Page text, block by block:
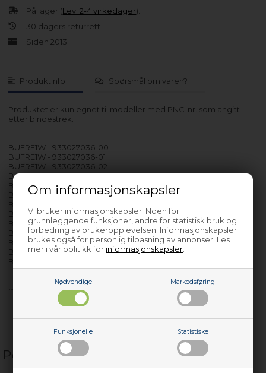
Om informasjonskapsler
Vi bruker informasjonskapsler. Noen for
grunnleggende funksjoner, andre for statistisk bruk og
forbedring av brukeropplevelsen. Informasjonskapsler
brukes også for personlig tilpasning av annonser. Les
mer i vår politikk for informasjonskapsler
Nødvendige Markedsføring
Funksjonelle Statistiske
Produktinfo Spørsmål om varen?
Produktet er kun egnet til modeller med PNC-nr. som angitt
etter bindestrek.
BUFRE1W - 933027036-00
BUFRE1W - 933027036-01
BUFRE1W - 933027036-02
BUFRE2W - 933027061-00
BUFRI1W - 933024040-00
BUFRI1W - 933024040-01
BUFRI1W - 933024040-02
BUFRI1W - 933024040-03
BUFRI2W - 933024068-00
BUFRI2W - 933024068-01
BUFWIB1W - 933025043-00
BUFWIB1W - 933025043-01
BUFWIB2W - 933025067-00
med flere…
På lager (Lev. 2-4 virkedager).
30 dagers returrett
Siden 2013
Populære relaterte produkter